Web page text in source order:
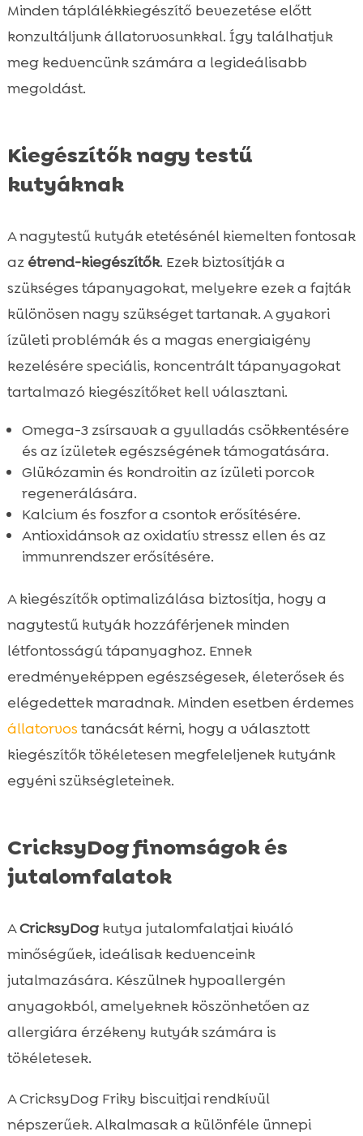
Minden táplálékkiegészítő bevezetése előtt
konzultáljunk állatorvosunkkal. Így találhatjuk
meg kedvencünk számára a legideálisabb
megoldást.
Kiegészítők nagy testű
kutyáknak
A nagytestű kutyák etetésénél kiemelten fontosak
az étrend-kiegészítők. Ezek biztosítják a
szükséges tápanyagokat, melyekre ezek a fajták
különösen nagy szükséget tartanak. A gyakori
ízületi problémák és a magas energiaigény
kezelésére speciális, koncentrált tápanyagokat
tartalmazó kiegészítőket kell választani.
Omega-3 zsírsavak a gyulladás csökkentésére
és az ízületek egészségének támogatására.
Glükózamin és kondroitin az ízületi porcok
regenerálására.
Kalcium és foszfor a csontok erősítésére.
Antioxidánsok az oxidatív stressz ellen és az
immunrendszer erősítésére.
A kiegészítők optimalizálása biztosítja, hogy a
nagytestű kutyák hozzáférjenek minden
létfontosságú tápanyaghoz. Ennek
eredményeképpen egészségesek, életerősek és
elégedettek maradnak. Minden esetben érdemes
állatorvos tanácsát kérni, hogy a választott
kiegészítők tökéletesen megfeleljenek kutyánk
egyéni szükségleteinek.
CricksyDog finomságok és
jutalomfalatok
ACricksyDogkutya jutalomfalatjai kiváló
minőségűek, ideálisak kedvenceink
jutalmazására. Készülnek hypoallergén
anyagokból, amelyeknek köszönhetően az
allergiára érzékeny kutyák számára is
tökéletesek.
A CricksyDog Friky biscuitjai rendkívül
népszerűek. Alkalmasak a különféle ünnepi